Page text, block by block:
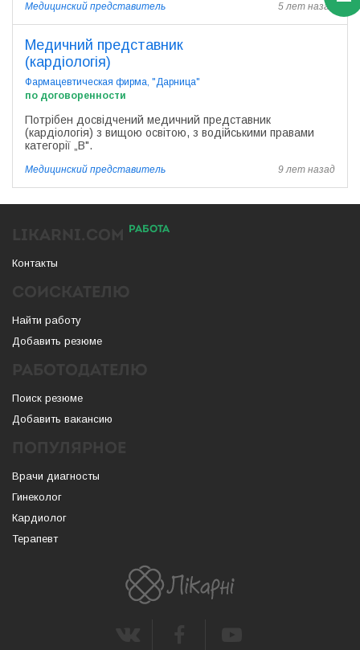
Медицинский представитель 5 лет назад
Медичний представник
(кардіологія)
Фармацевтическая фирма, "Дарница"
по договоренности
Потрібен досвідчений медичний представник
(кардіологія) з вищою освітою, з водійськими правами
категорії „В".
Медицинский представитель 9 лет назад
РАБОТА
Контакты
Найти работу
Добавить резюме
Поиск резюме
Добавить вакансию
Врачи диагносты
Гинеколог
Кардиолог
Терапевт